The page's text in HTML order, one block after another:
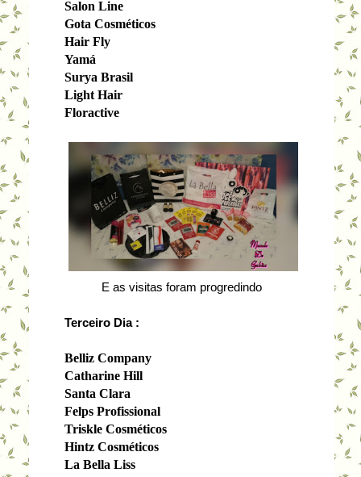
Salon Line
Gota Cosméticos
Hair Fly
Yamá
Surya Brasil
Light Hair
Floractive
E as visitas foram progredindo
Terceiro Dia :
Belliz Company
Catharine Hill
Santa Clara
Felps Profissional
Triskle Cosméticos
Hintz Cosméticos
La Bella Liss